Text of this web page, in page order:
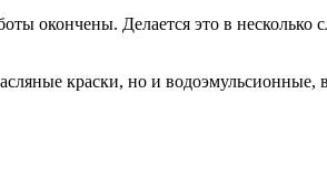
окончены. Делается это в
краски, но и